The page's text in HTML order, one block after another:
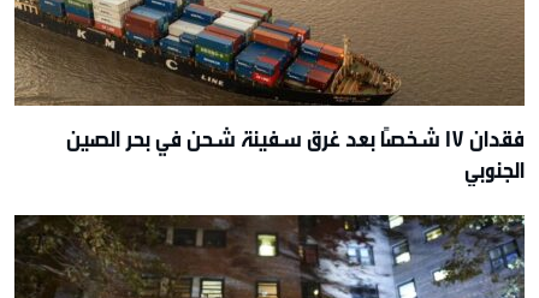
فقدان 17 شخصًا بعد غرق سفينة شحن في بحر الصين
الجنوبي